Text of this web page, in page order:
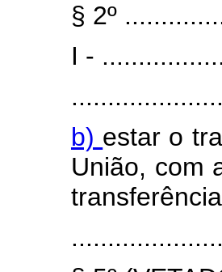
§ 2º
I -
b) estar o
União, com